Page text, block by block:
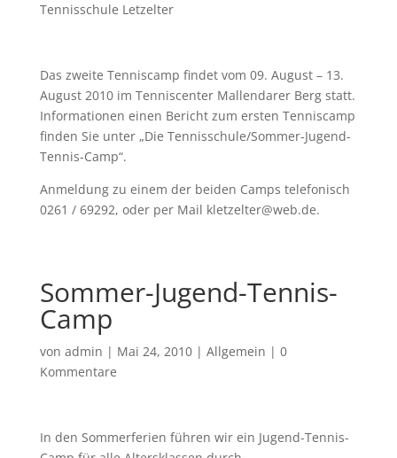
Tennisschule Letzelter
Das zweite Tenniscamp findet vom 09. August – 13.
August 2010 im Tenniscenter Mallendarer Berg statt.
Informationen einen Bericht zum ersten Tenniscamp
finden Sie unter „Die Tennisschule/Sommer-Jugend-
Tennis-Camp“.
Anmeldung zu einem der beiden Camps telefonisch
0261 / 69292, oder per Mail kletzelter@web.de.
Sommer-Jugend-Tennis-
Camp
von admin | Mai 24, 2010| Allgemein | 0
Kommentare
In den Sommerferien führen wir ein Jugend-Tennis-